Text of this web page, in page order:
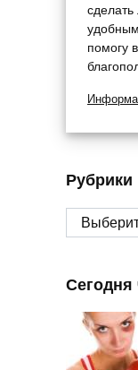
помогу
Рубрики
Рубрики
Сегодня